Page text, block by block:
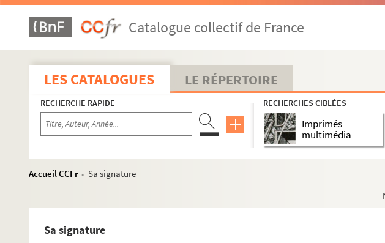
Catalogue collectif de France
LES CATALOGUES LE RÉPERTOIRE
RECHERCHE RAPIDE RECHERCHES CIBLÉES
Imprimés
multimédia
Accueil CCFr > Sa signature
Sa signature